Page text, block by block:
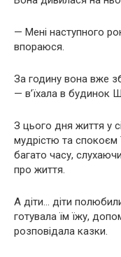
— Мені наступного
впораюся.
За годину вона вже
— в’їхала в будинок
З цього дня життя у
мудрістю та спокоєм
багато часу,
про життя.
А діти… діти
готувала їм їжу,
розповідала казки.